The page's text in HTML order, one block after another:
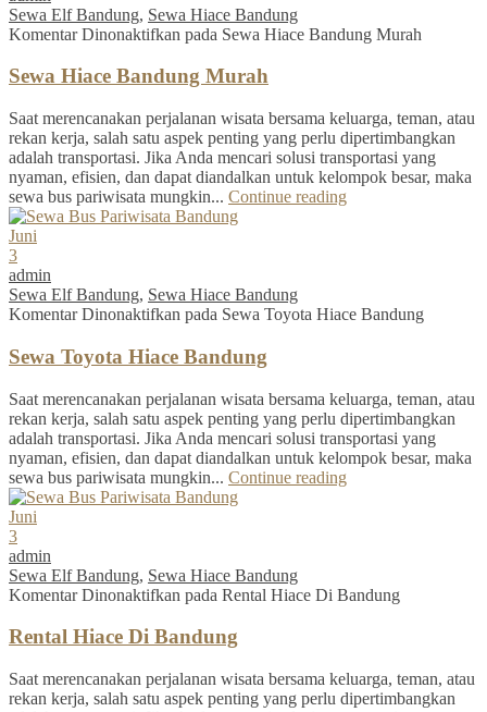
Sewa Elf Bandung, Sewa Hiace Bandung
Komentar Dinonaktifkan pada Sewa Hiace Bandung Murah
Sewa Hiace Bandung Murah
Saat merencanakan perjalanan wisata bersama keluarga, teman, atau
rekan kerja, salah satu aspek penting yang perlu dipertimbangkan
adalah transportasi. Jika Anda mencari solusi transportasi yang
nyaman, efisien, dan dapat diandalkan untuk kelompok besar, maka
sewa bus pariwisata mungkin... Continue reading
Juni
3
admin
Sewa Elf Bandung, Sewa Hiace Bandung
Komentar Dinonaktifkan pada Sewa Toyota Hiace Bandung
Sewa Toyota Hiace Bandung
Saat merencanakan perjalanan wisata bersama keluarga, teman, atau
rekan kerja, salah satu aspek penting yang perlu dipertimbangkan
adalah transportasi. Jika Anda mencari solusi transportasi yang
nyaman, efisien, dan dapat diandalkan untuk kelompok besar, maka
sewa bus pariwisata mungkin... Continue reading
Juni
3
admin
Sewa Elf Bandung, Sewa Hiace Bandung
Komentar Dinonaktifkan pada Rental Hiace Di Bandung
Rental Hiace Di Bandung
Saat merencanakan perjalanan wisata bersama keluarga, teman, atau
rekan kerja, salah satu aspek penting yang perlu dipertimbangkan